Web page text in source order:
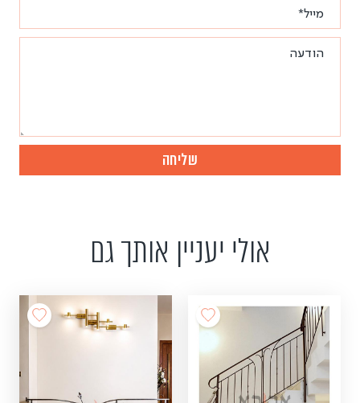
אולי יעניין אותך גם